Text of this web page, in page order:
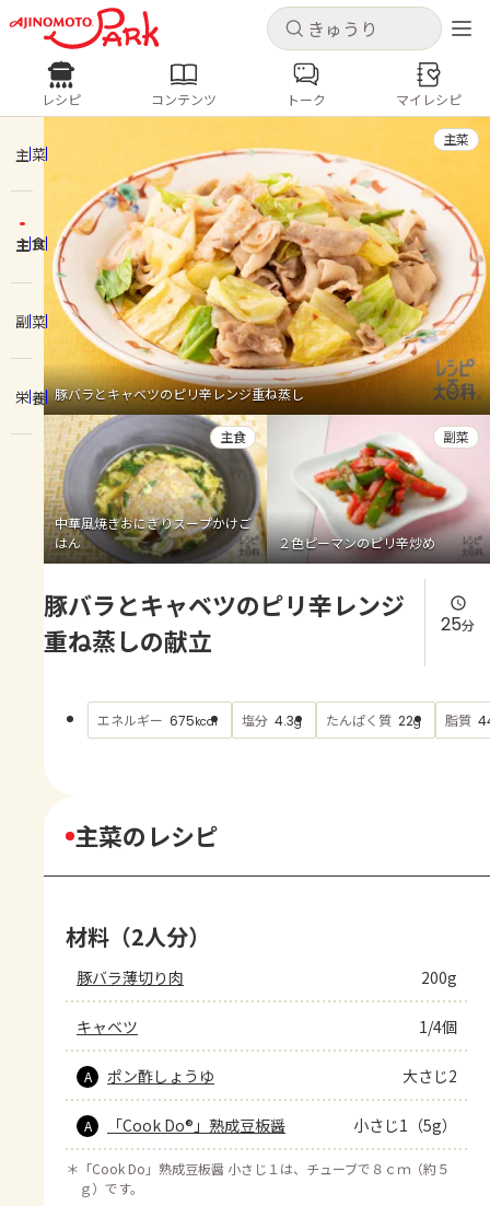
キャンセル
ログインするとレシピを保存できます
ログイン 新規登録
ホーム
コンテンツ
レシピ
トーク
よくあるお問い合わせ
お買い物
AJINOMOTO PARK とは
キャンセル
レシピ コンテンツ
人気の食材・レシピ
きゅうり なす トマト
とうもろこし
ピーマン
みょうが ゴーヤ
レシピ コンテンツ トーク マイレシピ
主菜
主食
副菜
栄養 豚バラとキャベツのピリ辛レンジ重ね蒸し
主菜
中華風焼きおにぎりスープかけご
はん
主食
２色ピーマンのピリ辛炒め
副菜
豚バラとキャベツのピリ辛レンジ
重ね蒸しの献立
25分
エネルギー 675kcal 塩分 4.3g たんぱく質 22g 脂質
主菜のレシピ
材料（2人分）
豚バラ薄切り肉 200g
キャベツ 1/4個
A ポン酢しょうゆ 大さじ2
A 「Cook Do®」熟成豆板醤 小さじ1（5g）
＊ 「Cook Do」熟成豆板醤 小さじ１は、チューブで８ｃｍ（約５
ｇ）です。